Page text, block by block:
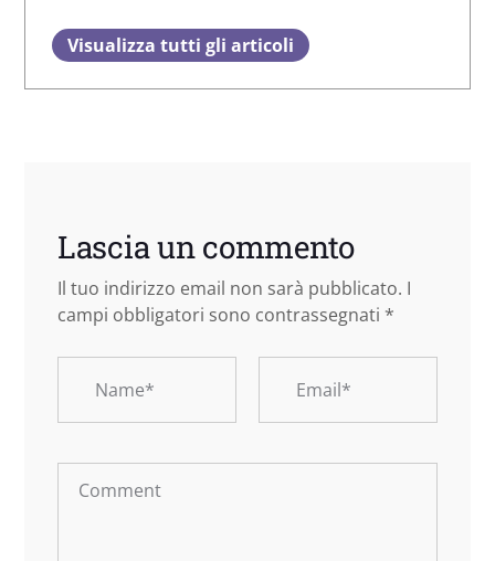
Visualizza tutti gli articoli
Lascia un commento
Il tuo indirizzo email non sarà pubblicato. I
campi obbligatori sono contrassegnati *